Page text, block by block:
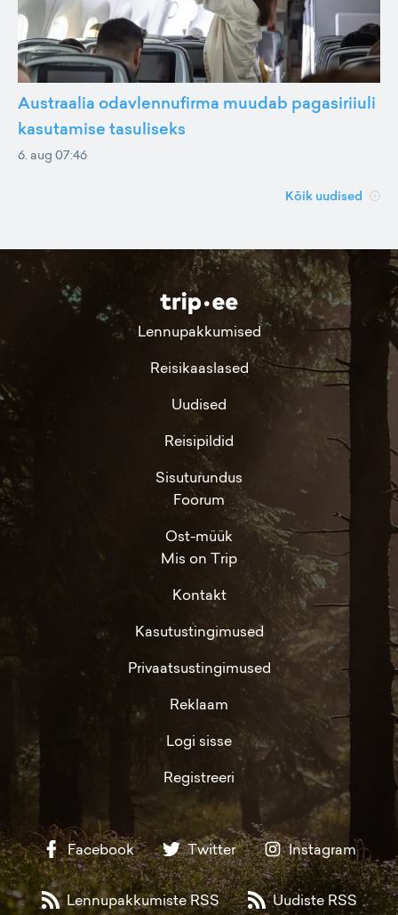
Austraalia odavlennufirma muudab pagasiriiuli
kasutamise tasuliseks
6. aug 07:46
Kõik uudised
Lennupakkumised
Reisikaaslased
Uudised
Reisipildid
Sisuturundus
Foorum
Ost-müük
Mis on Trip
Kontakt
Kasutustingimused
Privaatsustingimused
Reklaam
Logi sisse
Registreeri
Facebook Twitter Instagram
Lennupakkumiste RSS Uudiste RSS